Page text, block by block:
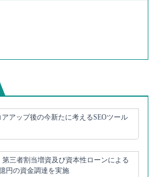
アアップ後の今新たに考えるSEOツール
第三者割当増資及び資本性ローンによる
円の資金調達を実施